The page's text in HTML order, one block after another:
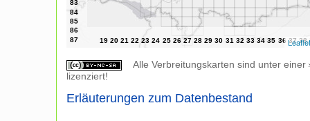
Leaflet
Alle Verbreitungskarten sind unter einer
lizenziert!
Erläuterungen zum Datenbestand